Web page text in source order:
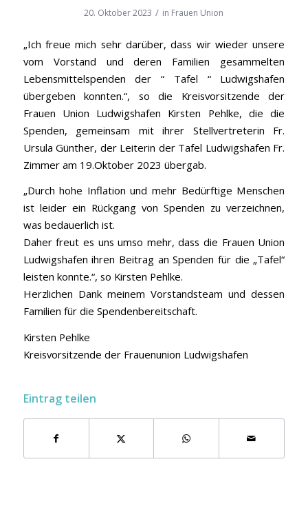
20. Oktober 2023 / in Frauen Union
„Ich freue mich sehr darüber, dass wir wieder unsere
vom Vorstand und deren Familien gesammelten
Lebensmittelspenden der “ Tafel “ Ludwigshafen
übergeben konnten.“, so die Kreisvorsitzende der
Frauen Union Ludwigshafen Kirsten Pehlke, die die
Spenden, gemeinsam mit ihrer Stellvertreterin Fr.
Ursula Günther, der Leiterin der Tafel Ludwigshafen Fr.
Zimmer am 19.Oktober 2023 übergab.
„Durch hohe Inflation und mehr Bedürftige Menschen
ist leider ein Rückgang von Spenden zu verzeichnen,
was bedauerlich ist.
Daher freut es uns umso mehr, dass die Frauen Union
Ludwigshafen ihren Beitrag an Spenden für die „Tafel“
leisten konnte.“, so Kirsten Pehlke.
Herzlichen Dank meinem Vorstandsteam und dessen
Familien für die Spendenbereitschaft.
Kirsten Pehlke
Kreisvorsitzende der Frauenunion Ludwigshafen
Eintrag teilen